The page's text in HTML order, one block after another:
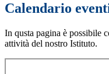
Calendario
In qusta pagina è possibile
attività del nostro Istituto.